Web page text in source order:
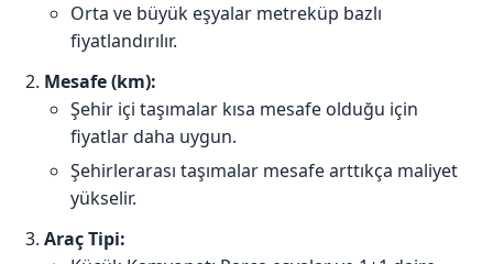
Orta ve büyük eşyalar metreküp bazlı
fiyatlandırılır.
Mesafe (km):
Şehir içi taşımalar kısa mesafe olduğu için
fiyatlar daha uygun.
Şehirlerarası taşımalar mesafe arttıkça maliyet
yükselir.
Araç Tipi: